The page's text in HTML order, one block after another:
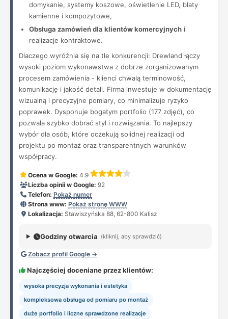
domykanie, systemy koszowe, oświetlenie LED, blaty
kamienne i kompozytowe,
Obsługa zamówień dla klientów komercyjnych i
realizacje kontraktowe.
Dlaczego wyróżnia się na tle konkurencji: Drewland łączy
wysoki poziom wykonawstwa z dobrze zorganizowanym
procesem zamówienia - klienci chwalą terminowość,
komunikację i jakość detali. Firma inwestuje w dokumentację
wizualną i precyzyjne pomiary, co minimalizuje ryzyko
poprawek. Dysponuje bogatym portfolio (177 zdjęć), co
pozwala szybko dobrać styl i rozwiązania. To najlepszy
wybór dla osób, które oczekują solidnej realizacji od
projektu po montaż oraz transparentnych warunków
współpracy.
Ocena w Google: 4.9
Liczba opinii w Google: 92
Telefon: Pokaż numer
Strona www: Pokaż stronę WWW
Lokalizacja: Stawiszyńska 88, 62-800 Kalisz
Godziny otwarcia (kliknij, aby sprawdzić)
Zobacz profil Google →
Najczęściej doceniane przez klientów:
wysoka precyzja wykonania i estetyka
kompleksowa obsługa od pomiaru po montaż
duże portfolio i liczne sprawdzone realizacje